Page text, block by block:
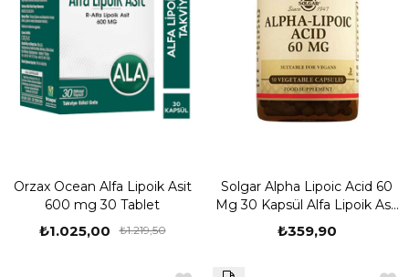
Orzax Ocean Alfa Lipoik Asit
600 mg 30 Tablet
₺1.025,00 ₺1.219,50
Solgar Alpha Lipoic Acid 60
Mg 30 Kapsül Alfa Lipoik Asit
Takviyesi
₺359,90